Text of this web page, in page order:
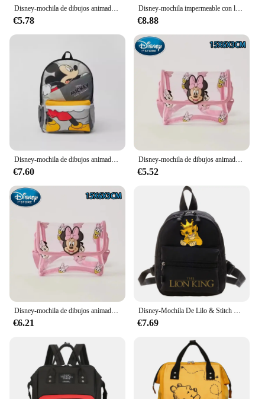
Disney-mochila de dibujos animados para mujer, bolso escolar con patrón de Mickey Mouse, Pato Donald, mochila de gran capacidad para estudiantes, bolso de hombro para niñas
€5.78
Disney-mochila impermeable con lentejuelas para niña, Mini mochila con estampado de Mickey Mouse, almacenamiento de viaje, dibujos animados, a la moda
€8.88
Disney-mochila de dibujos animados de Mickey para niños y niñas, morral escolar informal, bonita, a la moda, novedad
€7.60
Disney-mochila de dibujos animados para mujer, bolso escolar con patrón de Mickey Mouse, Pato Donald, mochila de gran capacidad para estudiantes, bolso de hombro para niñas
€5.52
€6.21 €7.69